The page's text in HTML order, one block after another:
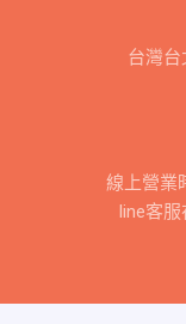
台灣
線上營業
line客